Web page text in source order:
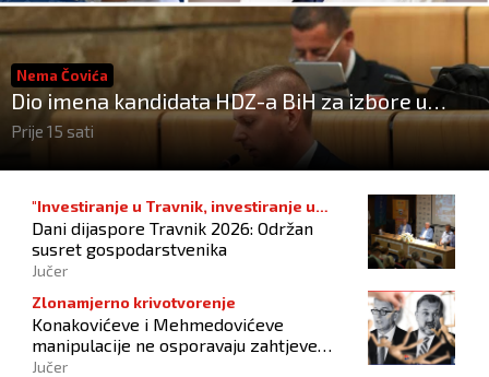
Nema Čovića
Dio imena kandidata HDZ-a BiH za izbore u
listopadu
Prije 15 sati
"Investiranje u Travnik, investiranje u
budućnost"
Dani dijaspore Travnik 2026: Održan
susret gospodarstvenika
Jučer
Zlonamjerno krivotvorenje
Konakovićeve i Mehmedovićeve
manipulacije ne osporavaju zahtjeve
Hrvata
Jučer